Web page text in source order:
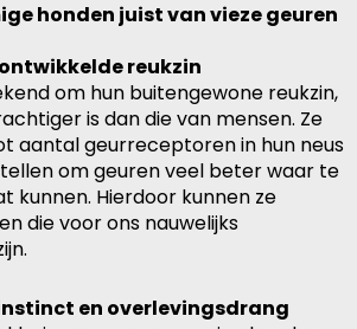
honden juist van vieze geuren
reukzin
om hun buitengewone reukzin,
is dan die van mensen. Ze
aantal geurreceptoren in hun neus
om geuren veel beter waar te
kunnen. Hierdoor kunnen ze
die voor ons nauwelijks
en overlevingsdrang